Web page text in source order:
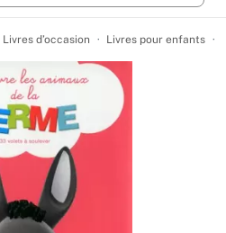
l'article que vous cherchiez ?
votre compte pour être alerté dès
est en stock.
une alerte
Livres d’occasion Livres pour enfants